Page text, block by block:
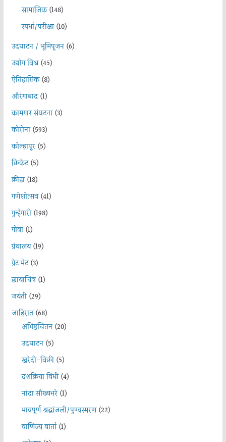
सामाजिक(148)
स्पर्धा/परीक्षा(10)
उदघाटन / भूमिपूजन(6)
उद्योग विश्व(45)
ऐतिहासिक(8)
औरंगाबाद(1)
कामगार संघटना(3)
कोरोना(593)
कोल्हापूर(5)
क्रिकेट(5)
क्रीडा(18)
गणेशोत्सव(41)
गुन्हेगारी(198)
गोवा(1)
ग्रंथालय(19)
ग्रेट भेट(3)
छायाचित्र(1)
जयंती(29)
जाहिरात(68)
अभिष्ठचिंतन(20)
उदघाटन(5)
खरेदी-विक्री(5)
दशक्रिया विधी(4)
नांदा सौख्यभरे(1)
भावपूर्ण श्रद्धांजली/पुण्यस्मरण(22)
वाणिज्य वार्ता(1)